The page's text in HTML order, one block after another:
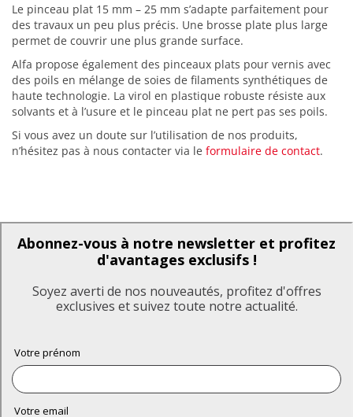
Le pinceau plat 15 mm – 25 mm s’adapte parfaitement pour
des travaux un peu plus précis. Une brosse plate plus large
permet de couvrir une plus grande surface.
Alfa propose également des pinceaux plats pour vernis avec
des poils en mélange de soies de filaments synthétiques de
haute technologie. La virol en plastique robuste résiste aux
solvants et à l’usure et le pinceau plat ne pert pas ses poils.
Si vous avez un doute sur l’utilisation de nos produits,
n’hésitez pas à nous contacter via le formulaire de contact.